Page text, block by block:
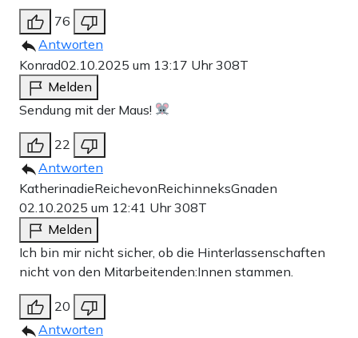
76
Antworten
Konrad02.10.2025 um 13:17 Uhr308T
Melden
Sendung mit der Maus!
22
Antworten
KatherinadieReichevonReichinneksGnaden
02.10.2025 um 12:41 Uhr308T
Melden
Ich bin mir nicht sicher, ob die Hinterlassenschaften
nicht von den Mitarbeitenden:Innen stammen.
20
Antworten